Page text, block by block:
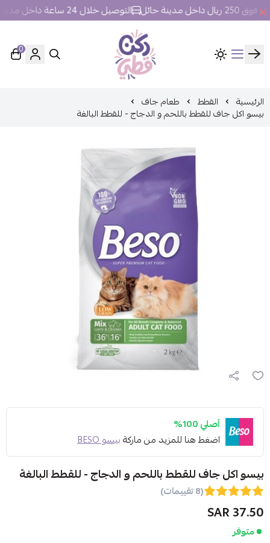
مدينة حائل التوصيل خلال 24 ساعة داخل مدينة حائل.
ركن قطي
0
الرئيسية القطط طعام جاف
بيسو اكل جاف للقطط باللحم و الدجاج - للقطط البالغة
أصلي 100%
اضغط هنا للمزيد من ماركةبيسو BESO
بيسو اكل جاف للقطط باللحم و الدجاج - للقطط البالغة
(8 تقييمات)
37.50 SAR
متوفر